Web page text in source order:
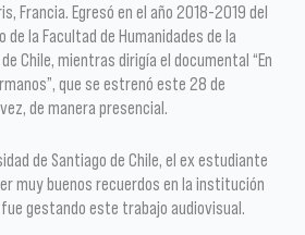
Francia. Egresó en el año 2018-2019 del
la Facultad de Humanidades de la
Chile, mientras dirigía el documental “En
que se estrenó este 28 de
de manera presencial.
de Santiago de Chile, el ex estudiante
muy buenos recuerdos en la institución
gestando este trabajo audiovisual.